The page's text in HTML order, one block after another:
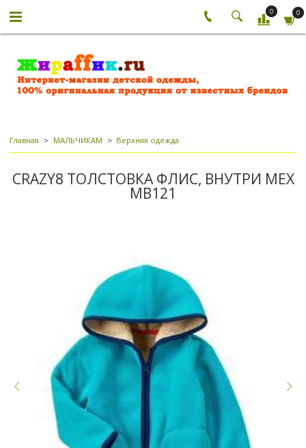
0 0
Главная МАЛЬЧИКАМ Верхняя одежда
CRAZY8 ТОЛСТОВКА ФЛИС, ВНУТРИ МЕХ
МВ121